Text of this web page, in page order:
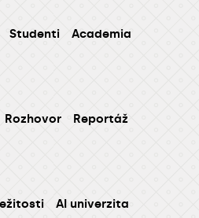
Studenti
Academia
Rozhovor
Reportáž
AI univerzita